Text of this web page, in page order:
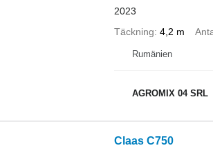
2023
Täckning 4,2 m
Rumänien
AGROMIX 04 SRL
Claas C750